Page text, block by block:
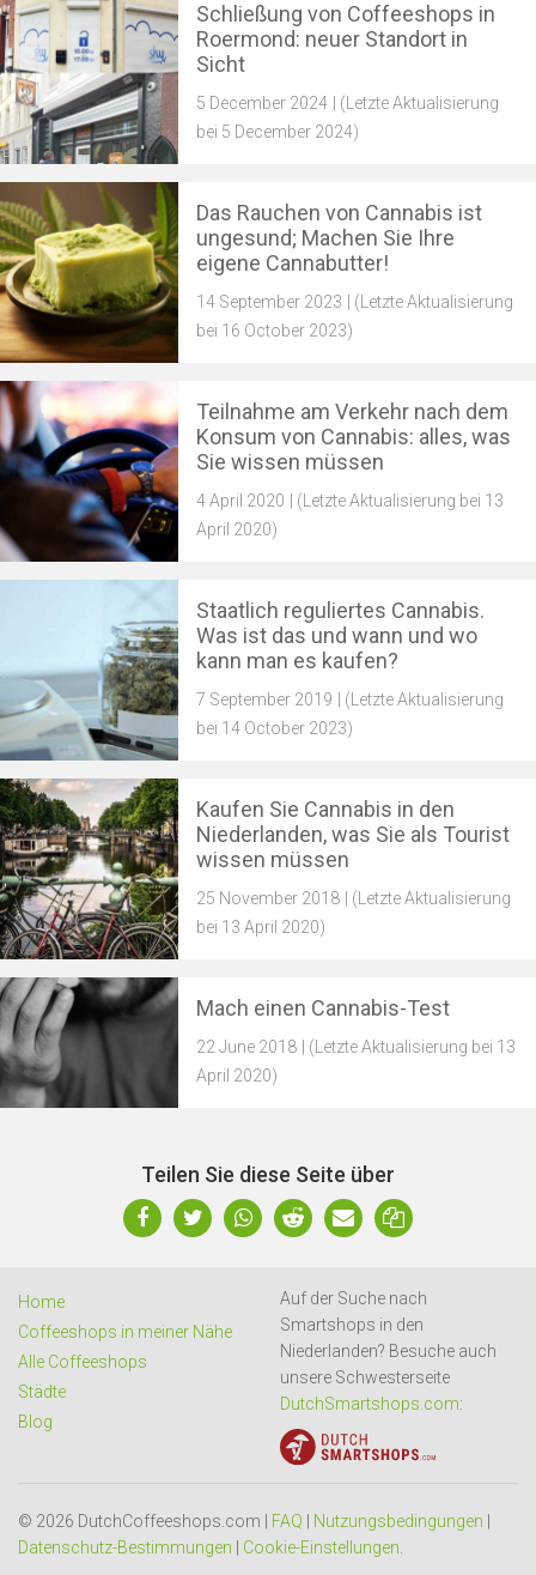
Schließung von Coffeeshops in
Roermond: neuer Standort in
Sicht
5 December 2024
| (Letzte Aktualisierung
bei 5 December 2024)
Das Rauchen von Cannabis ist
ungesund; Machen Sie Ihre
eigene Cannabutter!
14 September 2023
| (Letzte Aktualisierung
bei 16 October 2023)
Teilnahme am Verkehr nach dem
Konsum von Cannabis: alles, was
Sie wissen müssen
4 April 2020
| (Letzte Aktualisierung bei 13
April 2020)
Staatlich reguliertes Cannabis.
Was ist das und wann und wo
kann man es kaufen?
7 September 2019
| (Letzte Aktualisierung
bei 14 October 2023)
Kaufen Sie Cannabis in den
Niederlanden, was Sie als Tourist
wissen müssen
25 November 2018
| (Letzte Aktualisierung
bei 13 April 2020)
Mach einen Cannabis-Test
22 June 2018
| (Letzte Aktualisierung bei 13
April 2020)
Teilen Sie diese Seite über
Home
Coffeeshops in meiner Nähe
Alle Coffeeshops
Städte
Blog
Auf der Suche nach
Smartshops in den
Niederlanden? Besuche auch
unsere Schwesterseite
DutchSmartshops.com:
© 2026 DutchCoffeeshops.com | FAQ Nutzungsbedingungen
Datenschutz-Bestimmungen
Cookie-Einstellungen